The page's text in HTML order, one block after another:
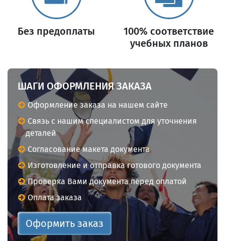
Без предоплаты
100% соответствие
учебных планов
ШАГИ ОФОРМЛЕНИЯ ЗАКАЗА
Оформление заказа на нашем сайте
Связь с нашим специалистом для уточнения
деталей
Согласование макета документа
Изготовление и отправка готового документа
Проверка Вами документа перед оплатой
Оплата заказа
Оформить заказ